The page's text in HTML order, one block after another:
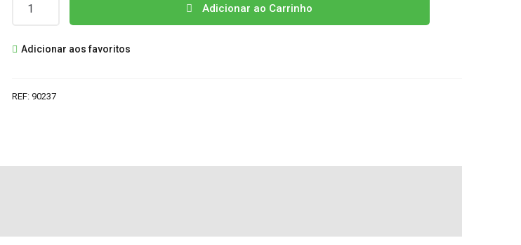
LE9221-
Adicionar ao Carrinho
Adicionar aos favoritos
REF: 90237